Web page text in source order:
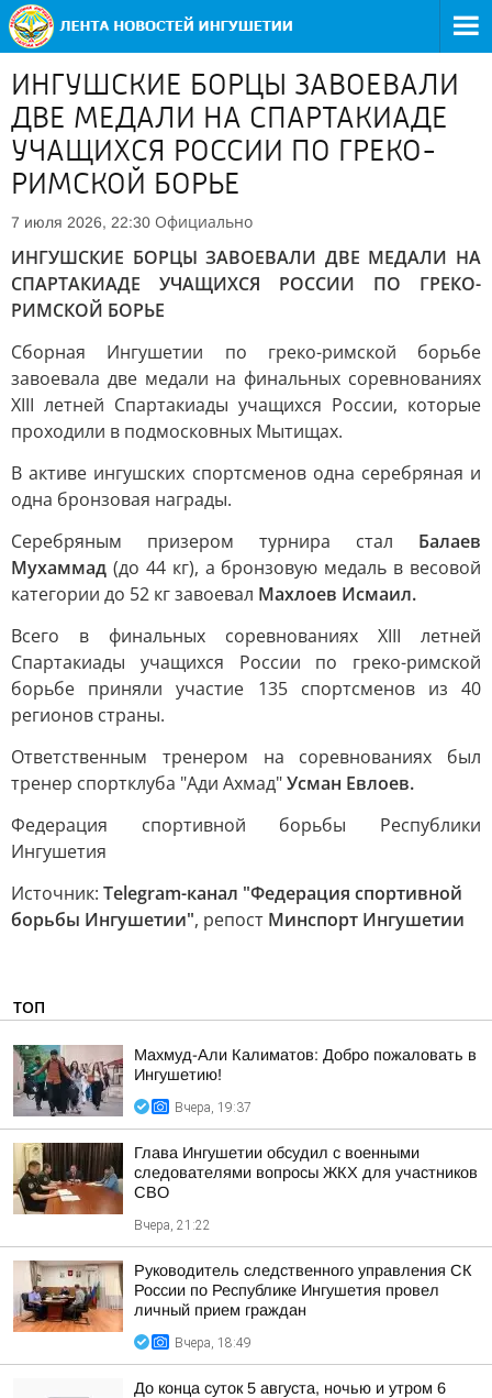
ИНГУШСКИЕ БОРЦЫ ЗАВОЕВАЛИ
ДВЕ МЕДАЛИ НА СПАРТАКИАДЕ
УЧАЩИХСЯ РОССИИ ПО ГРЕКО-
РИМСКОЙ БОРЬЕ
7 июля 2026, 22:30 Официально
ИНГУШСКИЕ БОРЦЫ ЗАВОЕВАЛИ ДВЕ МЕДАЛИ НА
СПАРТАКИАДЕ УЧАЩИХСЯ РОССИИ ПО ГРЕКО-
РИМСКОЙ БОРЬЕ
Сборная Ингушетии по греко-римской борьбе
завоевала две медали на финальных соревнованиях
XIII летней Спартакиады учащихся России, которые
проходили в подмосковных Мытищах.
В активе ингушских спортсменов одна серебряная и
одна бронзовая награды.
Серебряным призером турнира стал Балаев
Мухаммад (до 44 кг), а бронзовую медаль в весовой
категории до 52 кг завоевал Махлоев Исмаил.
Всего в финальных соревнованиях XIII летней
Спартакиады учащихся России по греко-римской
борьбе приняли участие 135 спортсменов из 40
регионов страны.
Ответственным тренером на соревнованиях был
тренер спортклуба "Ади Ахмад"Усман Евлоев.
Федерация спортивной борьбы Республики
Ингушетия
Источник: Telegram-канал "Федерация спортивной
борьбы Ингушетии", репост Минспорт Ингушетии
ТОП
Махмуд-Али Калиматов: Добро пожаловать в
Ингушетию!
Вчера, 19:37
Глава Ингушетии обсудил с военными
следователями вопросы ЖКХ для участников
СВО
Вчера, 21:22
Руководитель следственного управления СК
России по Республике Ингушетия провел
личный прием граждан
Вчера, 18:49
До конца суток 5 августа, ночью и утром 6